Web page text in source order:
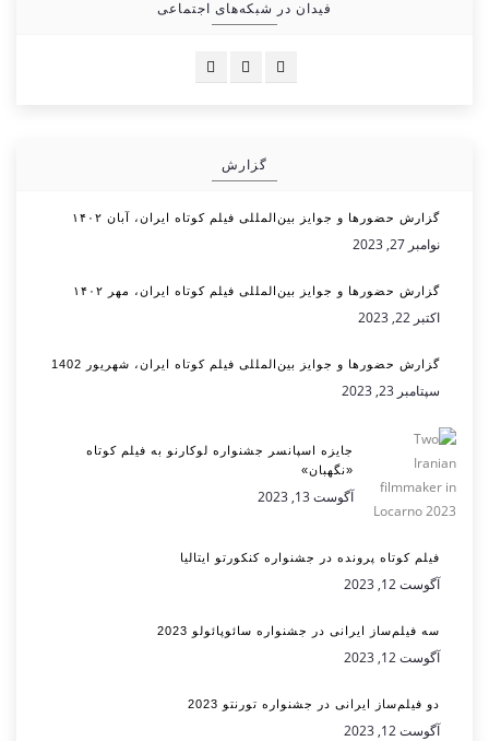
فیدان در شبکه‌های اجتماعی
گزارش
گزارش حضورها و جوایز بین‌المللی فیلم کوتاه ایران، آبان ۱۴۰۲
نوامبر 27, 2023
گزارش حضورها و جوایز بین‌المللی فیلم کوتاه ایران، مهر ۱۴۰۲
اکتبر 22, 2023
گزارش حضورها و جوایز بین‌المللی فیلم کوتاه ایران، شهریور 1402
سپتامبر 23, 2023
جایزه اسپانسر جشنواره لوکارنو به فیلم کوتاه
«نگهبان»
آگوست 13, 2023
فیلم کوتاه پرونده در جشنواره کنکورتو ایتالیا
آگوست 12, 2023
سه فیلم‌ساز ایرانی در جشنواره سائوپائولو 2023
آگوست 12, 2023
دو فیلم‌ساز ایرانی در جشنواره تورنتو 2023
آگوست 12, 2023